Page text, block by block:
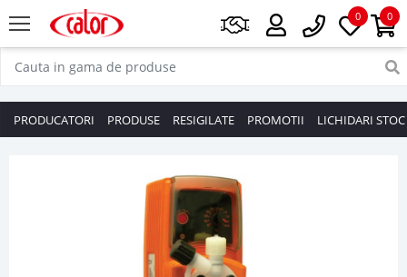
0
0
PRODUCATORI PRODUSE RESIGILATE PROMOTII LICHIDARI STOC